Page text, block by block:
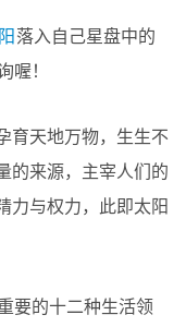
落入自己星盘中的
喔！
育天地万物，生生不
的来源，主宰人们的
力与权力，此即太阳
要的十二种生活领